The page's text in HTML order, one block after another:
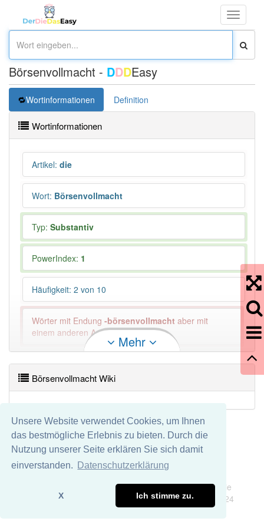
Unsere Website verwendet Cookies, um Ihnen
das bestmögliche Erlebnis zu bieten. Durch die
Nutzung unserer Seite erklären Sie sich damit
einverstanden.
Datenschutzerklärung
X Ich stimme zu.
Toggle
Börsenvollmacht - DDDEasy
Wortinformationen Definition
Wortinformationen
Artikel: die
Wort: Börsenvollmacht
Typ: Substantiv
PowerIndex: 1
Häufigkeit: 2 von 10
Wörter mit Endung -börsenvollmacht aber mit
einem anderen Artikel: -1
97% unserer Spielapp-Nutzer haben den Artikel
korrekt erraten.
Mehr
Börsenvollmacht Wiki
Wir übernehmen keine Garantie und keine Haftung für die
Richtigkeit und Vollständigkeit dieser Seite. DDDEasy 2024